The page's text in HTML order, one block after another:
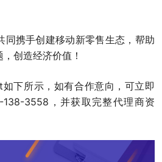
同携手创建移动新零售生态，帮助
创造经济价值！
下所示，如有合作意向，可立即
3558，并获取完整代理商资